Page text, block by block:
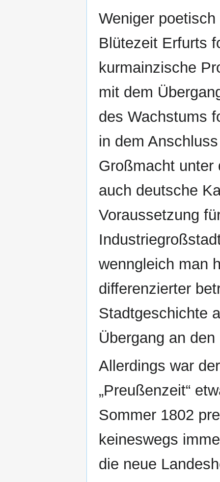
Weniger
Blütezeit Erfurts
kurmainzische
mit dem
des Wachstums
in dem
Großmacht unter
auch deutsche
Voraussetzung
wenngleich man
differenzierter
Stadtgeschichte
Übergang an
Allerdings war
„Preußenzeit“
Sommer 1802
keineswegs
die neue